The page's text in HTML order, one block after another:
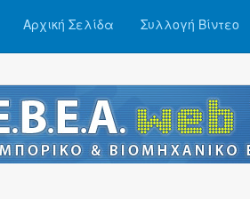
Αρχική Σελίδα Συλλογή Βίντεο